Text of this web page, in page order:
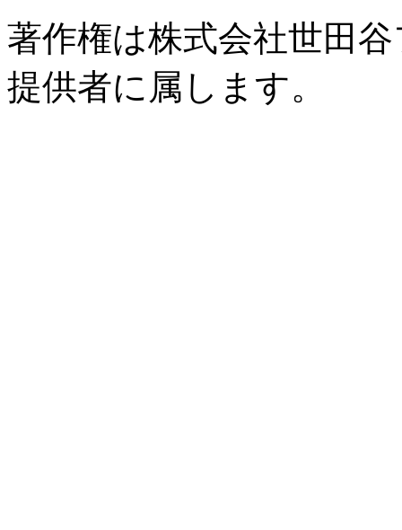
著作権は株式会社世田
提供者に属します。